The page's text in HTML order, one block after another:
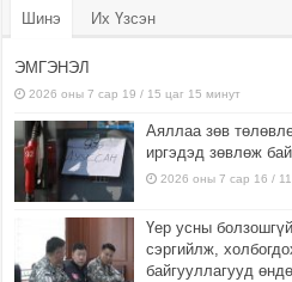
Шинэ Их Үзсэн
ЭМГЭНЭЛ
2026 оны 7 сар 19 / 15 цаг 15 минут
Аяллаа зөв
иргэдэд зөвлөж
2026 оны 7 сар 16 /
Үер усны
сэргийлж,
байгууллагууд